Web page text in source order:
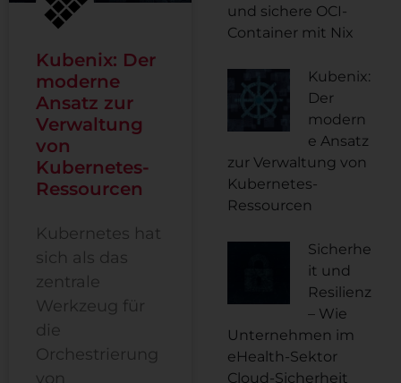
Kubenix: Der
moderne
Ansatz zur
Verwaltung
von
Kubernetes-
Ressourcen
Kubernetes hat
sich als das
zentrale
Werkzeug für
die
Orchestrierung
von
und sichere OCI-
Container mit Nix
Kubenix:
Der
modern
e Ansatz
zur Verwaltung von
Kubernetes-
Ressourcen
Sicherhe
it und
Resilienz
– Wie
Unternehmen im
eHealth-Sektor
Cloud-Sicherheit